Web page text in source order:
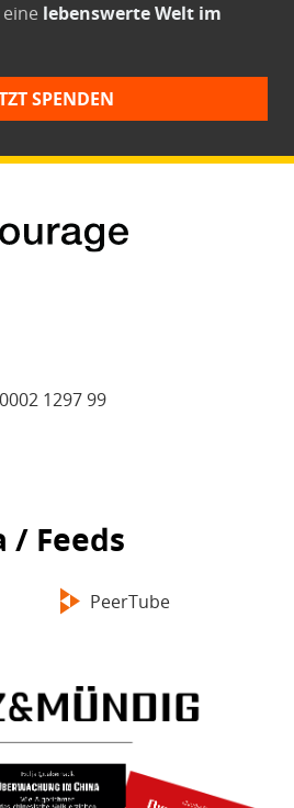
lebenswerte Welt im
SPENDEN
1297 99
/ Feeds
PeerTube